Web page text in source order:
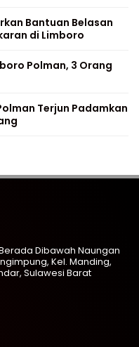
Bantuan Belasan
di Limboro
Polman, 3 Orang
Terjun Padamkan
Dibawah Naungan
Kel. Manding,
Sulawesi Barat